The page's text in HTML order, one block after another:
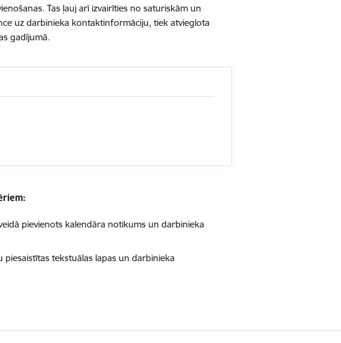
Tas ļauj arī izvairīties no saturiskām un
uz darbinieka kontaktinformāciju, tiek atvieglota
gadījumā.
pievienots kalendāra notikums un darbinieka
tekstuālas lapas un darbinieka